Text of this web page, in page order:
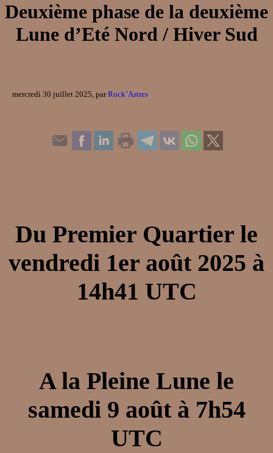
Deuxième phase de la deuxième
Lune d’Eté Nord / Hiver Sud
mercredi 30 juillet 2025, parRock’Astres
Du Premier Quartier le
vendredi 1er août 2025 à
14h41 UTC
A la Pleine Lune le
samedi 9 août à 7h54
UTC